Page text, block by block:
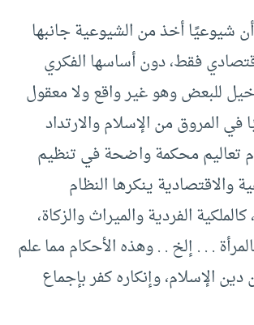
شيوعيًا أخذ من الشيوعية جانبها
فقط، دون أساسها الفكري
خيل للبعض وهو غير واقع ولا معقول
في المروق من الإسلام والارتداد
تعاليم محكمة واضحة في تنظيم
والاقتصادية ينكرها النظام
الفردية والميراث والزكاة،
. . . إلخ . . وهذه الأحكام مما علم
دين الإسلام، وإنكاره كفر بإجماع